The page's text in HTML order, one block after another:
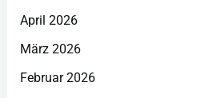
April 2026
März 2026
Februar 2026